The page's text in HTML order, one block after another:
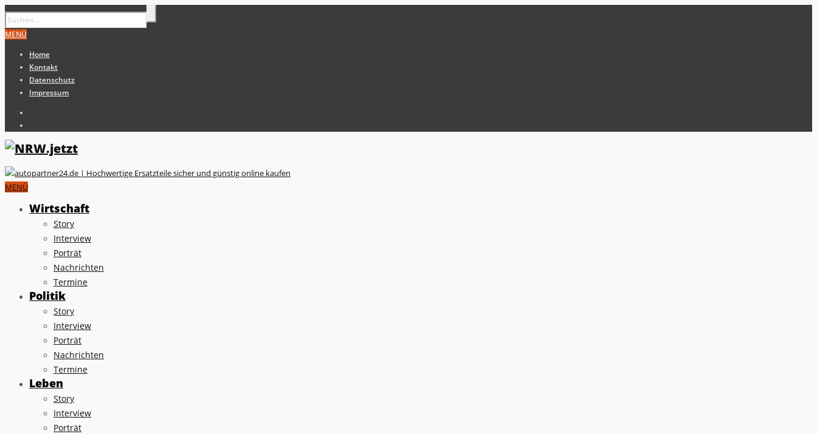
MENÜ
Home
Kontakt
Datenschutz
Impressum
MENÜ
Wirtschaft
Story
Interview
Porträt
Nachrichten
Termine
Politik
Story
Interview
Porträt
Nachrichten
Termine
Leben
Story
Interview
Porträt